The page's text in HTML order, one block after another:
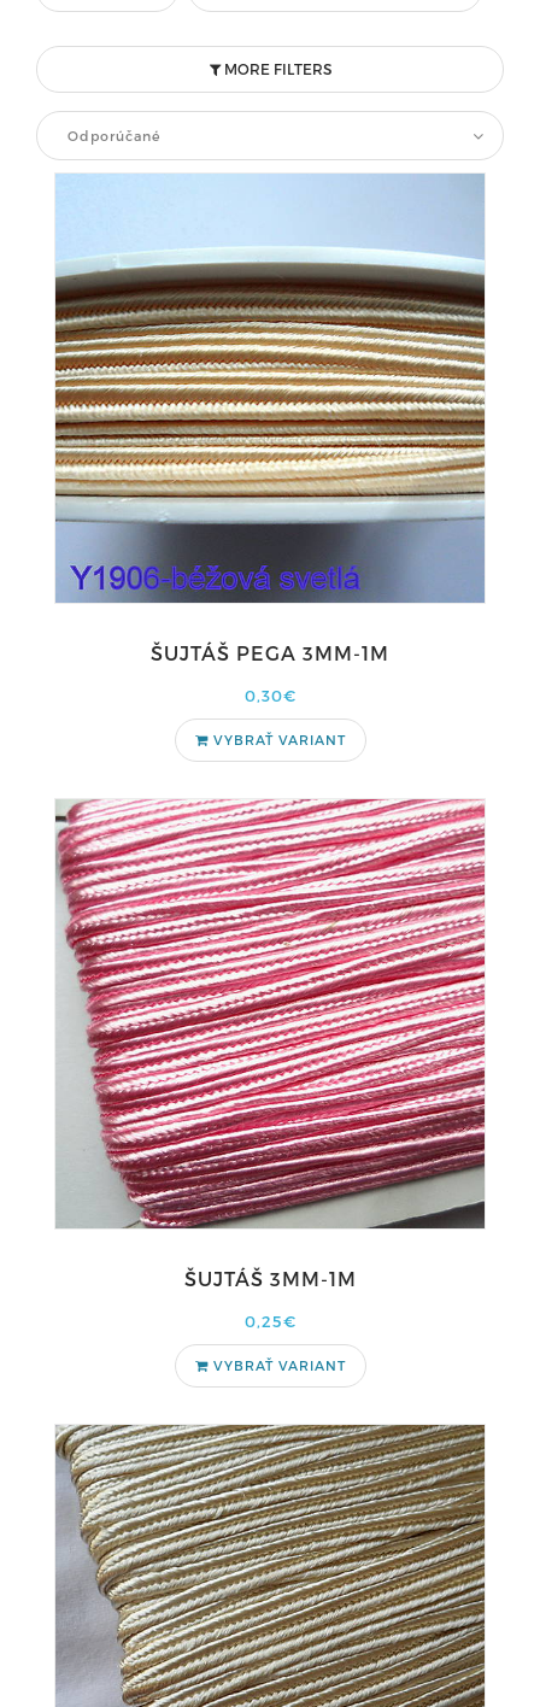
MORE FILTERS
Odporúčané
ŠUJTÁŠ PEGA 3MM-1M
0,30€
VYBRAŤ VARIANT
ŠUJTÁŠ 3MM-1M
0,25€
VYBRAŤ VARIANT